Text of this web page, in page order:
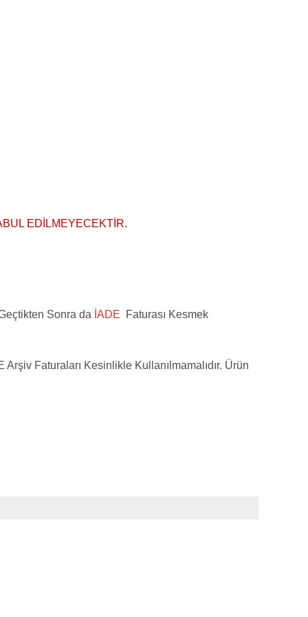
EDİLMEYECEKTİR.
Sonra da İADE
Faturası Kesmek
Faturaları Kesinlikle Kullanılmamalıdır. Ürün